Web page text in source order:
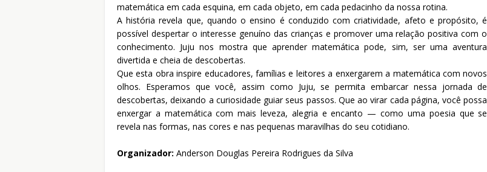
matemática em cada esquina, em cada objeto, em cada pedacinho da nossa rotina.
A história revela que, quando o ensino é conduzido com criatividade, afeto e propósito, é
possível despertar o interesse genuíno das crianças e promover uma relação positiva com o
conhecimento. Juju nos mostra que aprender matemática pode, sim, ser uma aventura
divertida e cheia de descobertas.
Que esta obra inspire educadores, famílias e leitores a enxergarem a matemática com novos
olhos. Esperamos que você, assim como Juju, se permita embarcar nessa jornada de
descobertas, deixando a curiosidade guiar seus passos. Que ao virar cada página, você possa
enxergar a matemática com mais leveza, alegria e encanto — como uma poesia que se
revela nas formas, nas cores e nas pequenas maravilhas do seu cotidiano.
Organizador: Anderson Douglas Pereira Rodrigues da Silva